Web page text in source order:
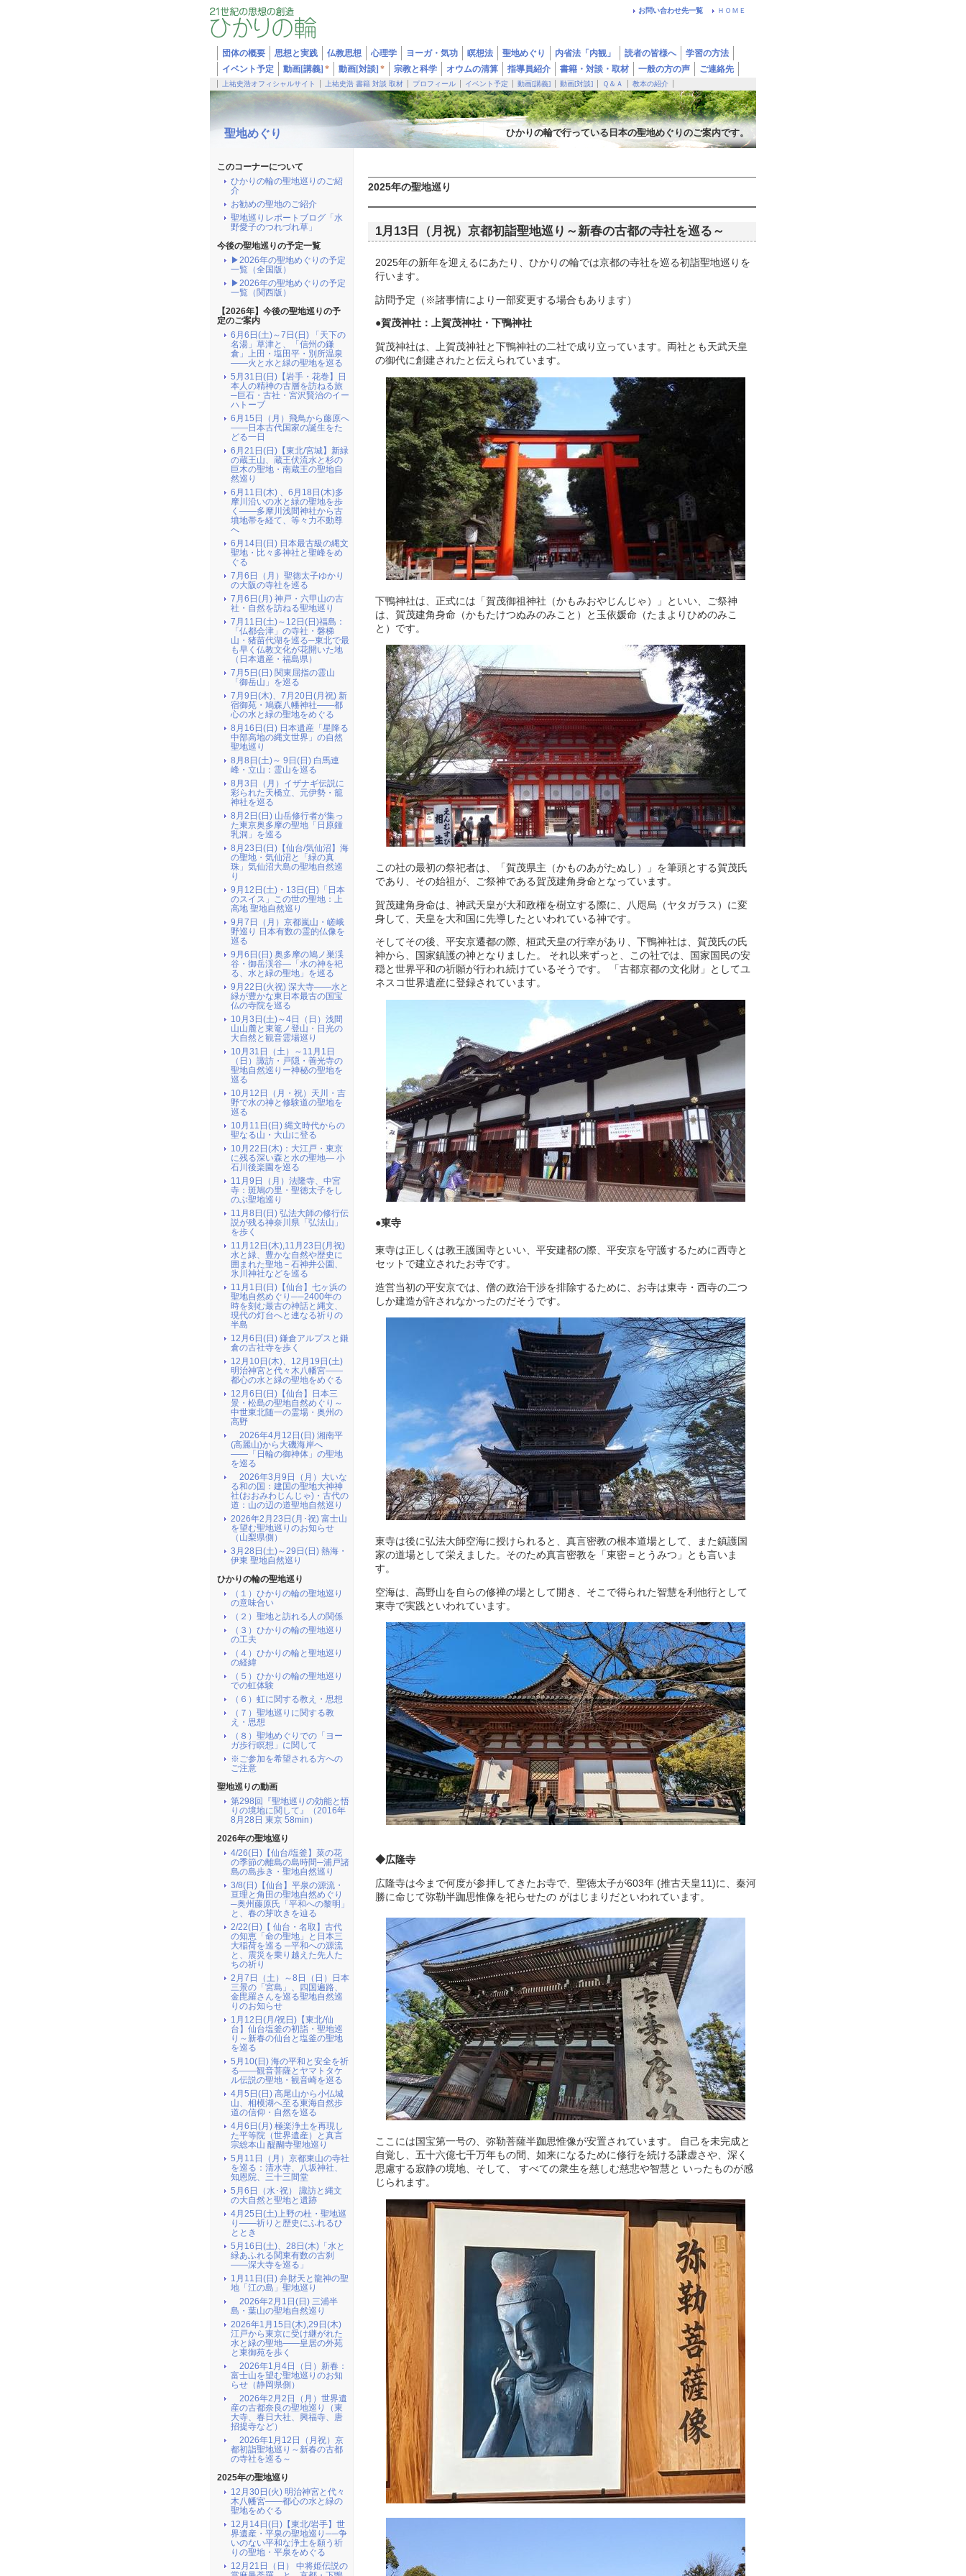
ＨＯＭＥ
お問い合わせ先一覧
団体の概要 思想と実践 仏教思想 心理学 ヨーガ・気功 瞑想法 聖地めぐり 内省法「内観」 読者の皆様へ
学習の方法
イベント予定
動画[講義] * 動画[対談] * 宗教と科学 オウムの清算 指導員紹介 書籍・対談・取材 一般の方の声 ご連絡先
上祐史浩オフィシャルサイト 上祐史浩 書籍 対談 取材 プロフィール イベント予定 動画[講義] 動画[対談] Ｑ＆Ａ 教本の紹介
聖地めぐり ひかりの輪で行っている日本の聖地めぐりのご案内です。
2025年の聖地巡り
1月13日（月祝）京都初詣聖地巡り～新春の古都の寺社を巡る～
2025年の新年を迎えるにあたり、ひかりの輪では京都の寺社を巡る初詣聖地巡りを
行います。
訪問予定（※諸事情により一部変更する場合もあります）
●賀茂神社：上賀茂神社・下鴨神社
賀茂神社は、上賀茂神社と下鴨神社の二社で成り立っています。両社とも天武天皇
の御代に創建されたと伝えられています。
下鴨神社は、正式には「賀茂御祖神社（かもみおやじんじゃ）」といい、ご祭神
は、賀茂建角身命（かもたけつぬみのみこと）と玉依媛命（たまよりひめのみこ
と）です。
この社の最初の祭祀者は、「賀茂県主（かものあがたぬし）」を筆頭とする賀茂氏
であり、その始祖が、ご祭神である賀茂建角身命となっています。
賀茂建角身命は、神武天皇が大和政権を樹立する際に、八咫烏（ヤタガラス）に変
身して、天皇を大和国に先導したといわれている神です。
そしてその後、平安京遷都の際、桓武天皇の行幸があり、下鴨神社は、賀茂氏の氏
神から、国家鎮護の神となりました。 それ以来ずっと、この社では、国家国民の安
穏と世界平和の祈願が行われ続けているそうです。 「古都京都の文化財」としてユ
ネスコ世界遺産に登録されています。
●東寺
東寺は正しくは教王護国寺といい、平安建都の際、平安京を守護するために西寺と
セットで建立されたお寺です。
造営当初の平安京では、僧の政治干渉を排除するために、お寺は東寺・西寺の二つ
しか建造が許されなかったのだそうです。
東寺は後に弘法大師空海に授けられると、真言密教の根本道場として、また鎮護国
家の道場として栄えました。そのため真言密教を「東密＝とうみつ」とも言いま
す。
空海は、高野山を自らの修禅の場として開き、そこで得られた智慧を利他行として
東寺で実践といわれています。
◆広隆寺
広隆寺は今まで何度が参拝してきたお寺で、聖徳太子が603年 (推古天皇11)に、秦河
勝に命じて弥勒半跏思惟像を祀らせたの がはじまりだといわれています。
ここには国宝第一号の、弥勒菩薩半跏思惟像が安置されています。 自己を未完成と
自覚し、五十六億七千万年もの間、如来になるために修行を続ける謙虚さや、深く
思慮する寂静の境地、そして、 すべての衆生を慈しむ慈悲や智慧と いったものが感
じられます。
このコーナーについて
ひかりの輪の聖地巡りのご紹
介
お勧めの聖地のご紹介
聖地巡りレポートブログ「水
野愛子のつれづれ草」
今後の聖地巡りの予定一覧
▶2026年の聖地めぐりの予定
一覧（全国版）
▶2026年の聖地めぐりの予定
一覧（関西版）
【2026年】今後の聖地巡りの予
定のご案内
6月6日(土)～7日(日) 「天下の
名湯」草津と、「信州の鎌
倉」上田・塩田平・別所温泉
――火と水と緑の聖地を巡る
5月31日(日)【岩手・花巻】日
本人の精神の古層を訪ねる旅
─巨石・古社・宮沢賢治のイー
ハトーブ
6月15日（月）飛鳥から藤原へ
――日本古代国家の誕生をた
どる一日
6月21日(日)【東北/宮城】新緑
の蔵王山、蔵王伏流水と杉の
巨木の聖地・南蔵王の聖地自
然巡り
6月11日(木) 、6月18日(木)多
摩川沿いの水と緑の聖地を歩
く――多摩川浅間神社から古
墳地帯を経て、等々力不動尊
へ
6月14日(日) 日本最古級の縄文
聖地・比々多神社と聖峰をめ
ぐる
7月6日（月）聖徳太子ゆかり
の大阪の寺社を巡る
7月6日(月) 神戸・六甲山の古
社・自然を訪ねる聖地巡り
7月11日(土)～12日(日)福島：
「仏都会津」の寺社・磐梯
山・猪苗代湖を巡る─東北で最
も早く仏教文化が花開いた地
（日本遺産・福島県）
7月5日(日) 関東屈指の霊山
「御岳山」を巡る
7月9日(木)、7月20日(月祝) 新
宿御苑・鳩森八幡神社――都
心の水と緑の聖地をめぐる
8月16日(日) 日本遺産「星降る
中部高地の縄文世界」の自然
聖地巡り
8月8日(土)～ 9日(日) 白馬連
峰・立山：霊山を巡る
8月3日（月）イザナギ伝説に
彩られた天橋立、元伊勢・籠
神社を巡る
8月2日(日) 山岳修行者が集っ
た東京奥多摩の聖地「日原鍾
乳洞」を巡る
8月23日(日)【仙台/気仙沼】海
の聖地・気仙沼と「緑の真
珠」気仙沼大島の聖地自然巡
り
9月12日(土)・13日(日)「日本
のスイス」この世の聖地：上
高地 聖地自然巡り
9月7日（月）京都嵐山・嵯峨
野巡り 日本有数の霊的仏像を
巡る
9月6日(日) 奥多摩の鳩ノ巣渓
谷・御岳渓谷―「水の神を祀
る、水と緑の聖地」を巡る
9月22日(火祝) 深大寺――水と
緑が豊かな東日本最古の国宝
仏の寺院を巡る
10月3日(土)～4日（日）浅間
山山麓と東篭ノ登山・日光の
大自然と観音霊場巡り
10月31日（土）～11月1日
（日）諏訪・戸隠・善光寺の
聖地自然巡りー神秘の聖地を
巡る
10月12日（月・祝）天川・吉
野で水の神と修験道の聖地を
巡る
10月11日(日) 縄文時代からの
聖なる山・大山に登る
10月22日(木)：大江戸・東京
に残る深い森と水の聖地― 小
石川後楽園を巡る
11月9日（月）法隆寺、中宮
寺：斑鳩の里・聖徳太子をし
のぶ聖地巡り
11月8日(日) 弘法大師の修行伝
説が残る神奈川県「弘法山」
を歩く
11月12日(木),11月23日(月祝)
水と緑、豊かな自然や歴史に
囲まれた聖地－石神井公園、
氷川神社などを巡る
11月1日(日)【仙台】七ヶ浜の
聖地自然めぐり──2400年の
時を刻む最古の神話と縄文、
現代の灯台へと連なる祈りの
半島
12月6日(日) 鎌倉アルプスと鎌
倉の古社寺を歩く
12月10日(木)、12月19日(土)
明治神宮と代々木八幡宮――
都心の水と緑の聖地をめぐる
12月6日(日)【仙台】日本三
景・松島の聖地自然めぐり～
中世東北随一の霊場・奥州の
高野
2026年4月12日(日) 湘南平
(高麗山)から大磯海岸へ
――「日輪の御神体」の聖地
を巡る
2026年3月9日（月）大いな
る和の国：建国の聖地大神神
社(おおみわじんじゃ)・古代の
道：山の辺の道聖地自然巡り
2026年2月23日(月･祝) 富士山
を望む聖地巡りのお知らせ
（山梨県側）
3月28日(土)～29日(日) 熱海・
伊東 聖地自然巡り
ひかりの輪の聖地巡り
（１）ひかりの輪の聖地巡り
の意味合い
（２）聖地と訪れる人の関係
（３）ひかりの輪の聖地巡り
の工夫
（４）ひかりの輪と聖地巡り
の経緯
（５）ひかりの輪の聖地巡り
での虹体験
（６）虹に関する教え・思想
（７）聖地巡りに関する教
え・思想
（８）聖地めぐりでの「ヨー
ガ歩行瞑想」に関して
※ご参加を希望される方への
ご注意
聖地巡りの動画
第298回『聖地巡りの効能と悟
りの境地に関して』（2016年
8月28日 東京 58min）
2026年の聖地巡り
4/26(日)【仙台/塩釜】菜の花
の季節の離島の島時間─浦戸諸
島の島歩き・聖地自然巡り
3/8(日)【仙台】平泉の源流・
亘理と角田の聖地自然めぐり
─奥州藤原氏「平和への黎明」
と、春の芽吹きを辿る
2/22(日)【 仙台・名取】古代
の知恵「命の聖地」と日本三
大稲荷を巡る ─平和への源流
と、震災を乗り越えた先人た
ちの祈り
2月7日（土）～8日（日）日本
三景の「宮島」、四国遍路、
金毘羅さんを巡る聖地自然巡
りのお知らせ
1月12日(月/祝日)【東北/仙
台】仙台塩釜の初詣・聖地巡
り～新春の仙台と塩釜の聖地
を巡る
5月10(日) 海の平和と安全を祈
る――観音菩薩とヤマトタケ
ル伝説の聖地・観音崎を巡る
4月5日(日) 高尾山から小仏城
山、相模湖へ至る東海自然歩
道の信仰・自然を巡る
4月6日(月) 極楽浄土を再現し
た平等院（世界遺産）と真言
宗総本山 醍醐寺聖地巡り
5月11日（月）京都東山の寺社
を巡る：清水寺、八坂神社、
知恩院、三十三間堂
5月6日（水･祝） 諏訪と縄文
の大自然と聖地と遺跡
4月25日(土)上野の杜・聖地巡
り――祈りと歴史にふれるひ
ととき
5月16日(土)、28日(木)「水と
緑あふれる関東有数の古刹
――深大寺を巡る」
1月11日(日) 弁財天と龍神の聖
地「江の島」聖地巡り
2026年2月1日(日) 三浦半
島・葉山の聖地自然巡り
2026年1月15日(木),29日(木)
江戸から東京に受け継がれた
水と緑の聖地――皇居の外苑
と東御苑を歩く
2026年1月4日（日）新春：
富士山を望む聖地巡りのお知
らせ（静岡県側）
2026年2月2日（月）世界遺
産の古都奈良の聖地巡り（東
大寺、春日大社、興福寺、唐
招提寺など）
2026年1月12日（月祝）京
都初詣聖地巡り～新春の古都
の寺社を巡る～
2025年の聖地巡り
12月30日(火) 明治神宮と代々
木八幡宮――都心の水と緑の
聖地をめぐる
12月14日(日)【東北/岩手】世
界遺産・平泉の聖地巡り──争
いのない平和な浄土を願う祈
りの聖地・平泉をめぐる
12月21日（日） 中将姫伝説の